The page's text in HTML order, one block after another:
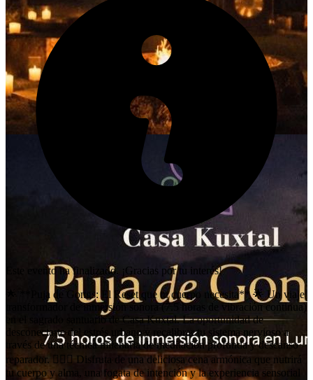
Este evento ha finalizado. ¡Gracias por tu interés!
🌟 **Puja de Gongs: El Reset que tu cuerpo necesita** 🌟 Un viaje
transformador de inmersión sonora (7.5 horas de vibración continua)
en el sagrado santuario de Casa Kuxtal. La oportunidad de
desconectarte del estrés urbano y recalibrar tu sistema nervioso a
través de una técnica milenaria de meditación profunda y descanso
reparador. 🧘‍♀️✨ Disfruta de una deliciosa cena armónica que nutrirá
tu cuerpo y alma, una fogata de intención y la experiencia sensorial